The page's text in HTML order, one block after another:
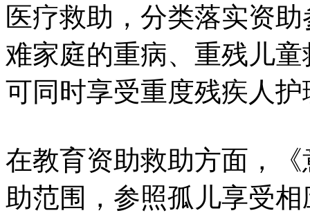
医疗救助，分类落实资
难家庭的重病、重残儿
可同时享受重度残疾人
在教育资助救助方面，
助范围，参照孤儿享受